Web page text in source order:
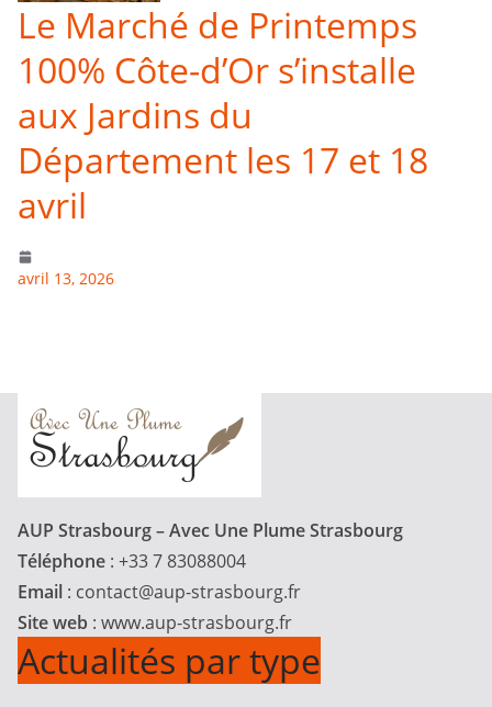
Le Marché de Printemps
100% Côte-d’Or s’installe
aux Jardins du
Département les 17 et 18
avril
avril 13, 2026
AUP Strasbourg – Avec Une Plume Strasbourg
Téléphone : +33 7 83088004
Email : contact@aup-strasbourg.fr
Site web : www.aup-strasbourg.fr
Actualités par type